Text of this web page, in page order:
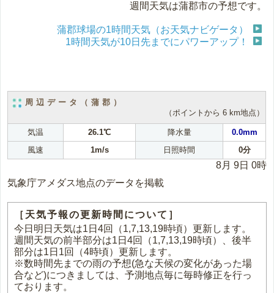
週間天気は蒲郡市の予想です。
蒲郡球場の1時間天気（お天気ナビゲータ）
1時間天気が10日先までにパワーアップ！
周辺データ（蒲郡）
（ポイントから 6 km地点）
気温 26.1℃ 降水量
0.0mm
風速
1m/s 日照時間 0分
8月 9日 0時
気象庁アメダス地点のデータを掲載
［天気予報の更新時間について］
今日明日天気は1日4回（1,7,13,19時頃）更新します。
週間天気の前半部分は1日4回（1,7,13,19時頃）、後半
部分は1日1回（4時頃）更新します。
※数時間先までの雨の予想(急な天候の変化があった場
合など)につきましては、予測地点毎に毎時修正を行っ
ております。